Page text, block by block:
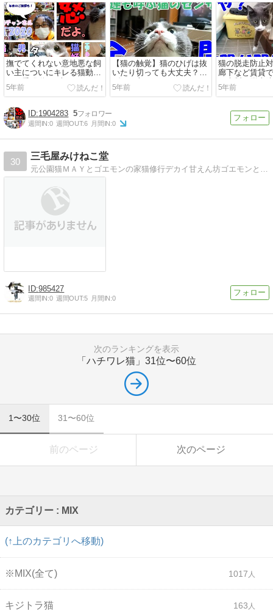
撫でてくれない意地悪な飼
い主についにキレる猫動画
など愛猫動画5本
5年前
【猫の触覚】猫のひげは抜
いたり切っても大丈夫？ひ
げはお守りになる？
5年前
猫の脱走防止
廊下など賃貸
る木製の脱走
5年前
1904283 5
週間IN:0 週間OUT:6 月間IN:0
30
三毛屋みけねこ堂
985427
週間IN:0 週間OUT:5 月間IN:0
次のランキングを表示
「ハチワレ猫」 31位〜60位
1〜30位 31〜60位
前のページ 次のページ
カテゴリー : MIX
(↑上のカテゴリへ移動)
※MIX(全て) 1017
キジトラ猫 163